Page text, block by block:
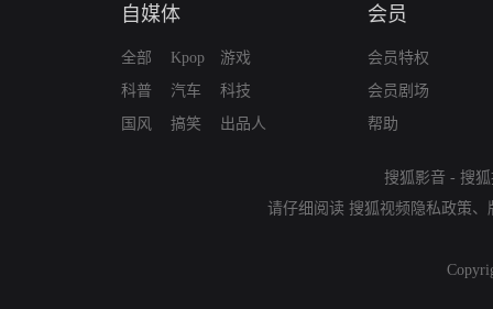
自媒体
全部
科普
国风
Kpop
汽车
搞笑
游戏
科技
出品人
会员
会员特权
会员剧场
帮助
搜狐影音 - 搜
请仔细阅读 搜狐视频隐私政策、